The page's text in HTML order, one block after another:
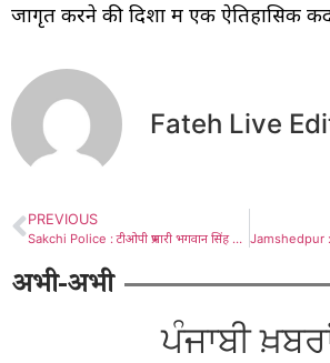
जागृत करने की दिशा में एक ऐतिहासिक
Fateh Live
PREVIOUS
Sakchi Police : टीओपी प्रभारी भगवान सिंह को दी गई भावभीनी विदाई
अभी-अभी
ਪੰਜਾਬੀ